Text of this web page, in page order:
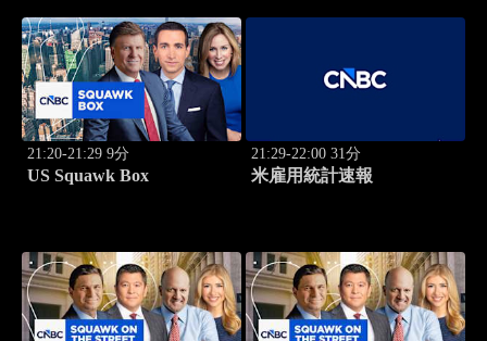
21:20-21:29 9分
US Squawk Box
21:29-22:00 31分
米雇用統計速報